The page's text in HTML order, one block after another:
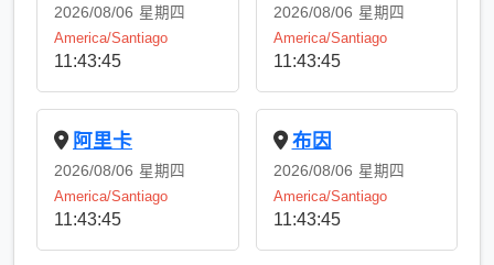
2026/08/06 星期四
America/Santiago
11:43:45
2026/08/06 星期四
America/Santiago
11:43:45
阿里卡
2026/08/06 星期四
America/Santiago
11:43:45
布因
2026/08/06 星期四
America/Santiago
11:43:45